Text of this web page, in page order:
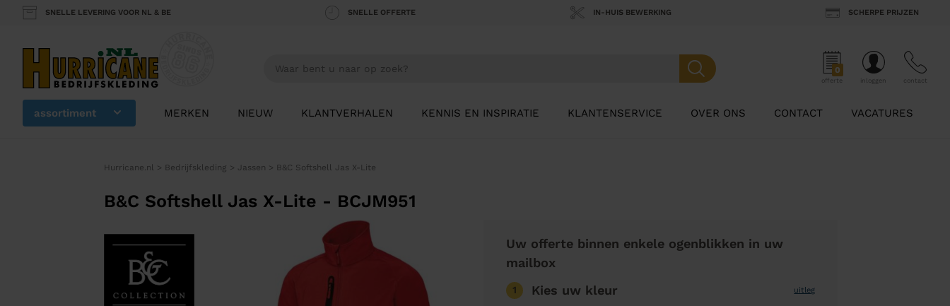
SNELLE LEVERING VOOR NL & BE SNELLE OFFERTE IN-HUIS BEWERKING SCHERPE PRIJZEN
0
offerte inloggen contact
assortiment MERKEN NIEUW KLANTVERHALEN KENNIS EN INSPIRATIE KLANTENSERVICE OVER ONS CONTACT VACATURES
Hurricane.nl > Bedrijfskleding > Jassen > B&C Softshell Jas X-Lite
B&C Softshell Jas X-Lite - BCJM951
Uw offerte binnen enkele ogenblikken in uw
mailbox
1 Kies uw kleur uitleg